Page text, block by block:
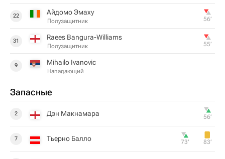
22 Айдомо Эмаху
Полузащитник 56‎’‎
31 Raees Bangura-Williams
Полузащитник 55‎’‎
9 Mihailo Ivanovic
Нападающий
Запасные
2 Дэн Макнамара 56‎’‎
7 Тьерно Балло 73‎’‎ 83‎’‎